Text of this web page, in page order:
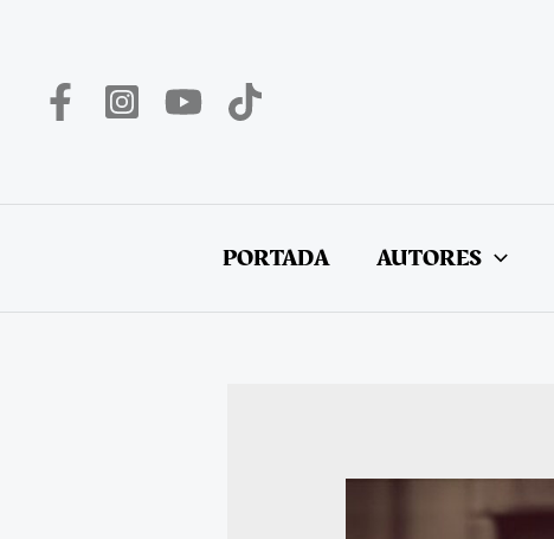
PORTADA AUTORES